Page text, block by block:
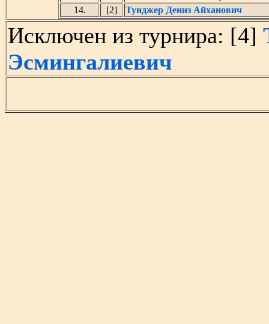
14.
[2] Тунджер Дениз Айханович
Исключен из турнира: [4]
Эсмингалиевич